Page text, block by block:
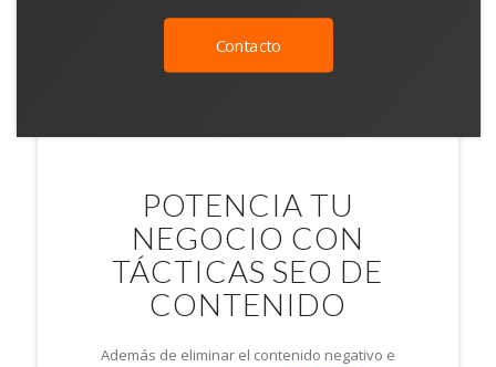
Contacto
POTENCIA TU
NEGOCIO CON
TÁCTICAS SEO DE
CONTENIDO
Además de eliminar el contenido negativo e